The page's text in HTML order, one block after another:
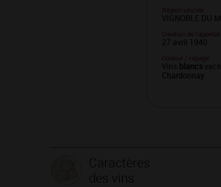
Région viticole
VIGNOBLE DU
Création de
27 avril 1940
Couleur / cépage
Vins blancs
Caractères
des vins